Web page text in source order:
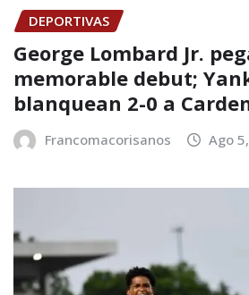
DEPORTIVAS
George Lombard Jr.
memorable debut;
blanquean 2-0 a
Francomacorisanos Ago